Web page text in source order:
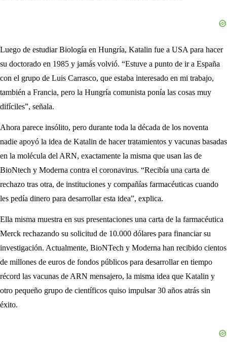
Luego de estudiar Biología en Hungría, Katalin fue a USA para hacer
su doctorado en 1985 y jamás volvió. “Estuve a punto de ir a España
con el grupo de Luis Carrasco, que estaba interesado en mi trabajo,
también a Francia, pero la Hungría comunista ponía las cosas muy
difíciles”, señala.
Ahora parece insólito, pero durante toda la década de los noventa
nadie apoyó la idea de Katalin de hacer tratamientos y vacunas basadas
en la molécula del ARN, exactamente la misma que usan las de
BioNtech y Moderna contra el coronavirus. “Recibía una carta de
rechazo tras otra, de instituciones y compañías farmacéuticas cuando
les pedía dinero para desarrollar esta idea”, explica.
Ella misma muestra en sus presentaciones una carta de la farmacéutica
Merck rechazando su solicitud de 10.000 dólares para financiar su
investigación. Actualmente, BioNTech y Moderna han recibido cientos
de millones de euros de fondos públicos para desarrollar en tiempo
récord las vacunas de ARN mensajero, la misma idea que Katalin y
otro pequeño grupo de científicos quiso impulsar 30 años atrás sin
éxito.